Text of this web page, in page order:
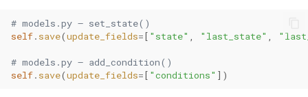
0.29.5
# models.py — set_state()
self. save(update_fields=[ "state" "last_state"
# models.py — add_condition()
self. save(update_fields=[ "conditions" ])